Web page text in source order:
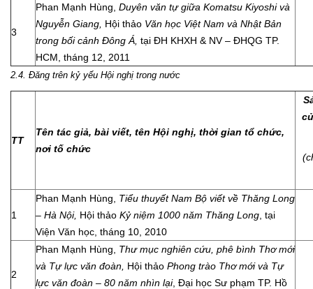
3
Phan Mạnh Hùng, Duyên văn tự giữa Komatsu Kiyoshi và
Nguyễn Giang, Hội thảo Văn học Việt Nam và Nhật Bản
trong bối cảnh Đông Á, tại ĐH KHXH & NV – ĐHQG TP.
HCM, tháng 12, 2011
2.4. Đăng trên kỷ yếu Hội nghị trong nước
TT
Tên tác giả, bài viết, tên Hội nghị, thời gian tổ chức,
nơi tố chức
1
Phan Mạnh Hùng,
Tiểu thuyết Nam Bộ viết về Thăng Long
– Hà Nội, Hội thảo Kỷ niệm 1000 năm Thăng Long , tại
Viện Văn học, tháng 10, 2010
2
Phan Mạnh Hùng, Thư mục nghiên cứu, phê bình Thơ mới
và Tự lực văn đoàn, Hội thảo Phong trào Thơ mới và Tự
lực văn đoàn – 80 năm nhìn lại, Đại học Sư phạm TP. Hồ